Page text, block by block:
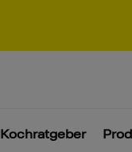
Kochratgeber